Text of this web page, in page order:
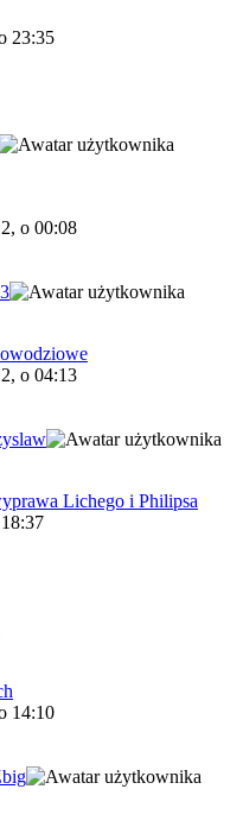
23:35
o 00:08
o 04:13
Lichego i Philipsa
14:10